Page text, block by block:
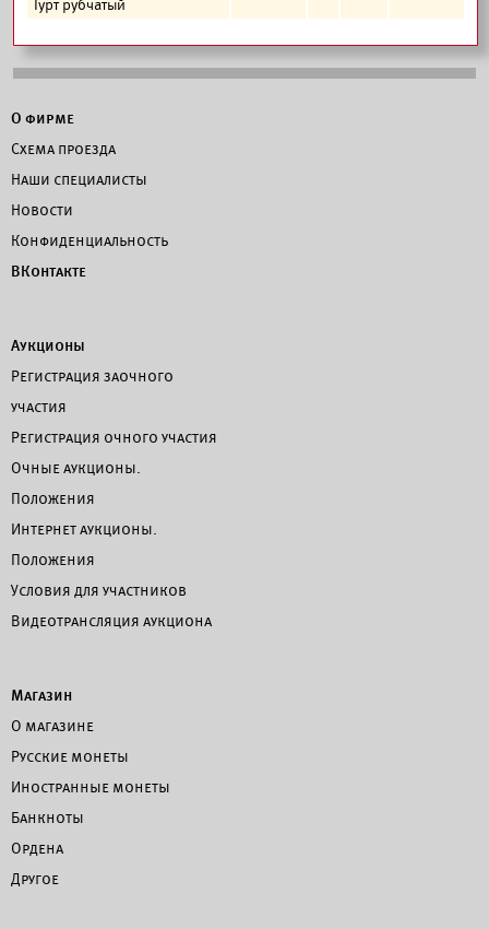
Гурт рубчатый
О фирме
Схема проезда
Наши специалисты
Новости
Конфиденциальность
ВКонтакте
Аукционы
Регистрация заочного
участия
Регистрация очного участия
Очные аукционы.
Положения
Интернет аукционы.
Положения
Условия для участников
Видеотрансляция аукциона
Магазин
О магазине
Русские монеты
Иностранные монеты
Банкноты
Ордена
Другое